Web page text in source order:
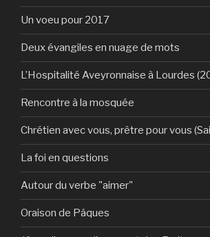
Un voeu pour 2017
Deux évangiles en nuage de mots
L’Hospitalité Aveyronnaise à Lourdes
Rencontre à la mosquée
Chrétien avec vous, prêtre pour vous
La foi en questions
Autour du verbe "aimer"
Oraison de Pâques